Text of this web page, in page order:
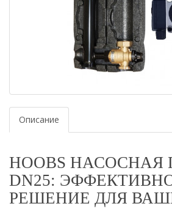
Описание
HOOBS НАСОСНАЯ
DN25:
РЕШЕНИЕ ДЛЯ